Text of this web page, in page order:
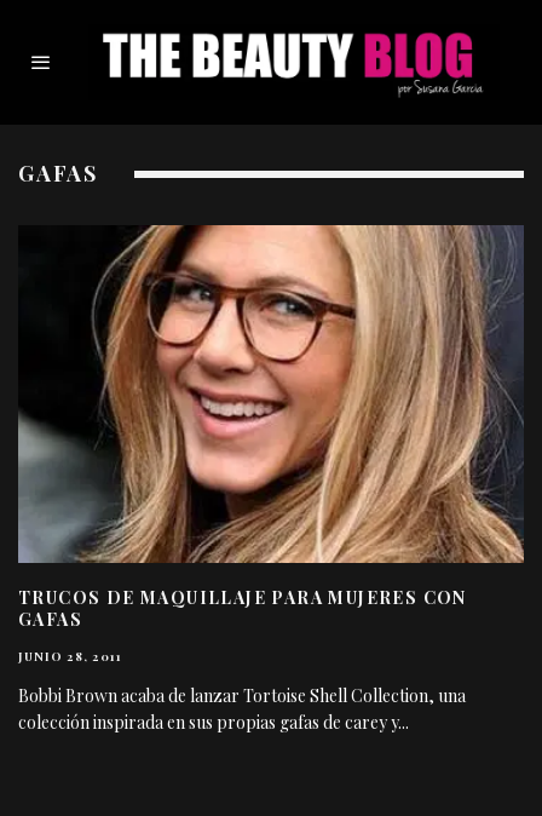
GAFAS
TRUCOS DE MAQUILLAJE PARA MUJERES CON
GAFAS
JUNIO 28, 2011
Bobbi Brown acaba de lanzar Tortoise Shell Collection, una
colección inspirada en sus propias gafas de carey y...